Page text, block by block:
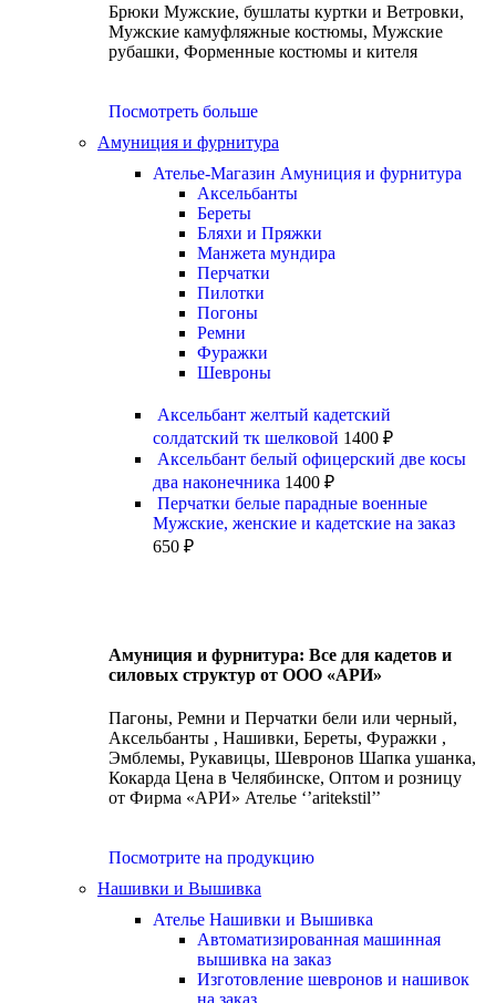
Брюки Мужские, бушлаты куртки и Ветровки,
Мужские камуфляжные костюмы, Мужские
рубашки, Форменные костюмы и кителя
Посмотреть больше
Амуниция и фурнитура
Ателье-Магазин Амуниция и фурнитура
Аксельбанты
Береты
Бляхи и Пряжки
Манжета мундира
Перчатки
Пилотки
Погоны
Ремни
Фуражки
Шевроны
Аксельбант желтый кадетский
солдатский тк шелковой 1400 ₽
Аксельбант белый офицерский две косы
два наконечника 1400 ₽
Перчатки белые парадные военные
Мужские, женские и кадетские на заказ
650 ₽
Амуниция и фурнитура: Все для кадетов и
силовых структур от ООО «АРИ»
Пагоны, Ремни и Перчатки бели или черный,
Аксельбанты , Нашивки, Береты, Фуражки ,
Эмблемы, Рукавицы, Шевронов Шапка ушанка,
Кокарда Цена в Челябинске, Оптом и розницу
от Фирма «АРИ» Ателье ‘’aritekstil’’
Посмотрите на продукцию
Нашивки и Вышивка
Ателье Нашивки и Вышивка
Автоматизированная машинная
вышивка на заказ
Изготовление шевронов и нашивок